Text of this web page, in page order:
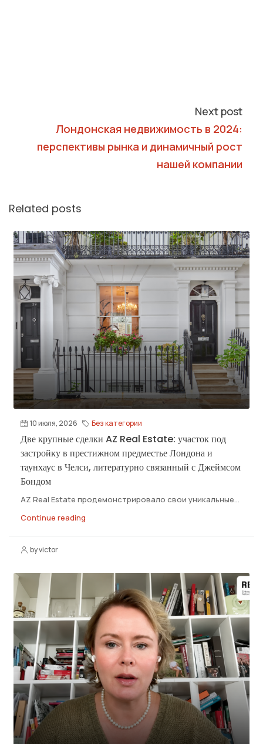
Next post
Лондонская недвижимость в 2024:
перспективы рынка и динамичный рост
нашей компании
Related posts
10 июля, 2026 Без категории
Две крупные сделки AZ Real Estate: участок под
застройку в престижном предместье Лондона и
таунхаус в Челси, литературно связанный с Джеймсом
Бондом
AZ Real Estate продемонстрировало свои уникальные...
Continue reading
by victor